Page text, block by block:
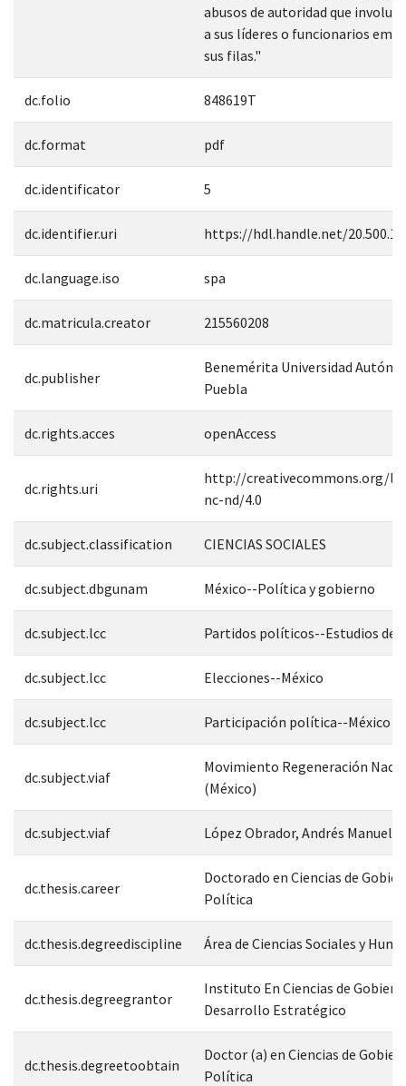
abusos de autoridad que
a sus líderes o funcionarios
sus filas."
dc.folio 848619T
dc.format pdf
dc.identificator 5
dc.identifier.uri https://hdl.handle.net/
dc.language.iso spa
dc.matricula.creator 215560208
dc.publisher
Benemérita Universidad
Puebla
dc.rights.acces openAccess
dc.rights.uri
http://creativecommons.org/
nc-nd/4.0
dc.subject.classification CIENCIAS SOCIALES
dc.subject.dbgunam México--Política y gobierno
dc.subject.lcc Partidos políticos--Estudios de
dc.subject.lcc Elecciones--México
dc.subject.lcc Participación política--México
dc.subject.viaf
Movimiento Regeneración
(México)
dc.subject.viaf López Obrador, Andrés Manuel
dc.thesis.career
Doctorado en Ciencias de
Política
dc.thesis.degreediscipline Área de Ciencias Sociales y
dc.thesis.degreegrantor
Instituto En Ciencias de
Desarrollo Estratégico
dc.thesis.degreetoobtain
Doctor (a) en Ciencias de
Política